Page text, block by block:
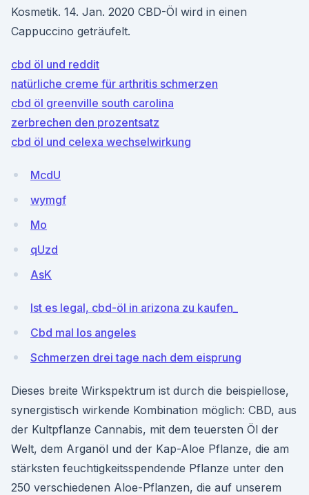
Kosmetik. 14. Jan. 2020 CBD-Öl wird in einen
Cappuccino geträufelt.
cbd öl und reddit
natürliche creme für arthritis schmerzen
cbd öl greenville south carolina
zerbrechen den prozentsatz
cbd öl und celexa wechselwirkung
McdU
wymgf
Mo
qUzd
AsK
Ist es legal, cbd-öl in arizona zu kaufen_
Cbd mal los angeles
Schmerzen drei tage nach dem eisprung
Dieses breite Wirkspektrum ist durch die beispiellose,
synergistisch wirkende Kombination möglich: CBD, aus
der Kultpflanze Cannabis, mit dem teuersten Öl der
Welt, dem Arganöl und der Kap-Aloe Pflanze, die am
stärksten feuchtigkeitsspendende Pflanze unter den
250 verschiedenen Aloe-Pflanzen, die auf unserem